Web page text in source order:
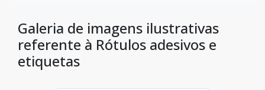
Galeria de imagens ilustrativas
referente à Rótulos adesivos e
etiquetas